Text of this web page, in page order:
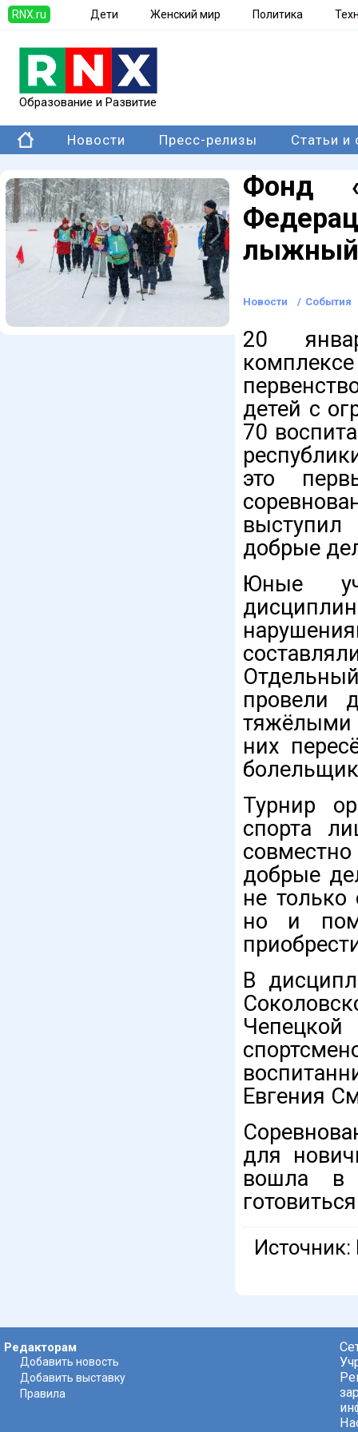
RNX.ru Дети Женский мир Политика
Образование и Развитие
Новости Пресс-релизы Статьи и
Фонд
лыжный
Новости / События
20
детей с
70
это
добрые
Юные
провели
тяжёлыми
них
Турнир
спорта
добрые
не
но и
В
Евгения
для
вошла в
Редакторам
Добавить новость
Добавить выставку
Правила